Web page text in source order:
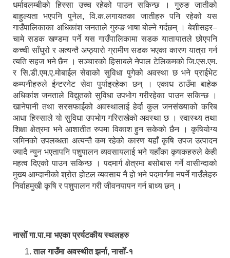
धर्मावलम्बीको हिस्सा उच्च रहेको पाउन सकिन्छ । गुरुङ जातीको
बाहुल्यता भएपनि पुनेल, वि.क.लगायतका जातीहरु पनि रहेको यस
गाउँपालिकाका अधिकांश जनताले गुरुङ भाषा बोल्ने गर्दछन् । बेशीसहर–
चामे सडक खण्डमा पर्ने यस गाउँपालिकामा सडक यातायातले छोएपनि
कच्ची साँघुरो र अत्यन्तै अप्ठ्यारो ग्रामीण सडक भएका कारण यात्रा गर्न
त्यति सहज भने छैन । सञ्चारको हिसाबले नेपाल टेलिकमको जि.एस.एम.
र सि.डी.एम.ए.मोबाईल सेवाको सुविधा पुगेको अवस्था छ भने प्राईभेट
कम्पनीहरुले ईन्टरनेट सेवा पुर्याइरहेका छन् । एकाध ठाउँमा बाहेक
अधिकांश जनताले विद्युतको सुविधा उपभोग गरीरहेका पाउन सकिन्छ ।
खानेपानी तथा सरसफाईको अवस्थालाई हेर्दा कुल जनसंख्याको करिब
आधा हिस्साले यो सुविधा उपभोग गरिराखेको अवस्था छ । स्वास्थ्य तथा
शिक्षा क्षेत्रमा भने आशातीत रुपमा विकाश हुन सकेको छैन । कृषियोग्य
जमिनको उपलब्धता अत्यन्तै कम रहेको कारण यहाँ कृषि उपज उत्पादन
ज्यादै न्युन भएतापनि पशुपालन व्यवसायलाई भने यहाँका कृषकहरुले केही
महत्व दिएको पाउन सकिन्छ । पदमार्ग क्षेत्रमा बसोबास गर्ने वासीन्दाको
मुख्य आम्दानीको श्रोत होटल व्यवसाय नै हो भने पदमार्गमा नपर्ने गाउँलेहरु
निर्वाहमुखी कृषि र पशुपालन गरी जीवनयापन गर्न बाध्य छन् ।
नासोँ गा.पा.मा भएका प्रर्यटकीय स्थलहरु
ताल गाउँमा अवस्थीत झर्ना, नासोँ-१